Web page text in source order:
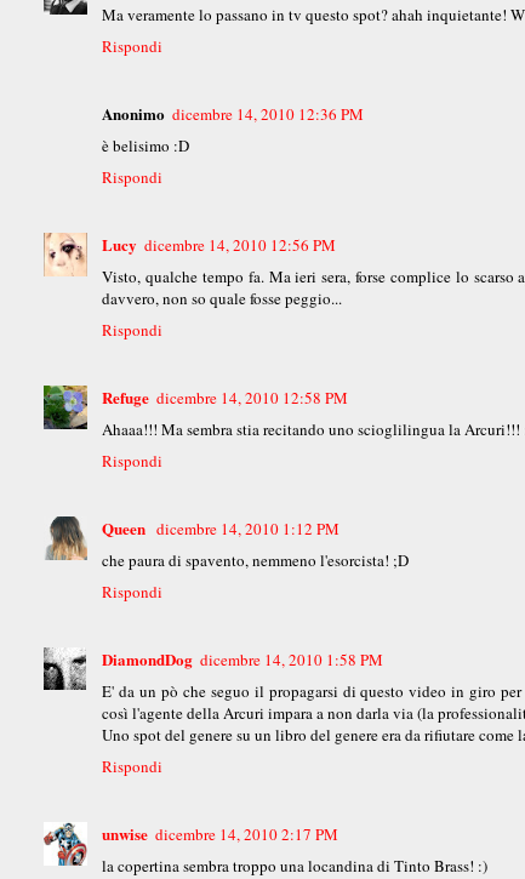
Ma veramente lo passano in tv questo spot? ahah inquietante!
Rispondi
Anonimo dicembre 14, 2010 12:36 PM
è belisimo :D
Rispondi
Lucy dicembre 14, 2010 12:56 PM
Visto, qualche tempo fa. Ma ieri sera, forse complice lo
davvero, non so quale fosse peggio...
Rispondi
Refuge dicembre 14, 2010 12:58 PM
Ahaaa!!! Ma sembra stia recitando uno scioglilingua la Arcuri!!!
Rispondi
Queen dicembre 14, 2010 1:12 PM
che paura di spavento, nemmeno l'esorcista! ;D
Rispondi
DiamondDog dicembre 14, 2010 1:58 PM
E' da un pò che seguo il propagarsi di questo video in giro
così l'agente della Arcuri impara a non darla via (la
Uno spot del genere su un libro del genere era da rifiutare come
Rispondi
unwise dicembre 14, 2010 2:17 PM
la copertina sembra troppo una locandina di Tinto Brass! :)